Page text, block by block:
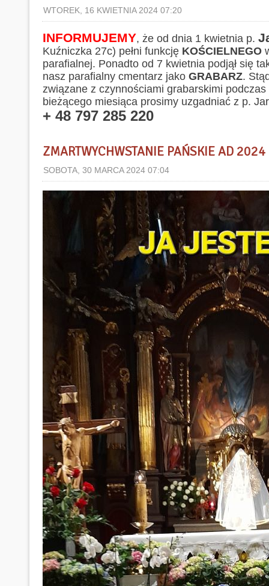
WTOREK, 16 KWIETNIA 2024 07:20
INFORMUJEMY, że od dnia 1 kwietnia p.
Kuźniczka 27c) pełni funkcję KOŚCIELNEGO
parafialnej. Ponadto od 7 kwietnia podjął się
nasz parafialny cmentarz jako GRABARZ.
związane z czynnościami grabarskimi
bieżącego miesiąca prosimy uzgadniać z p.
+ 48 797 285 220
ZMARTWYCHWSTANIE PAŃSKIE AD 2024
SOBOTA, 30 MARCA 2024 07:04